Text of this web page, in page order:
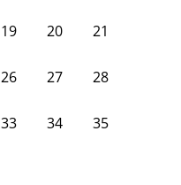
19 20 21
26 27 28
33 34 35